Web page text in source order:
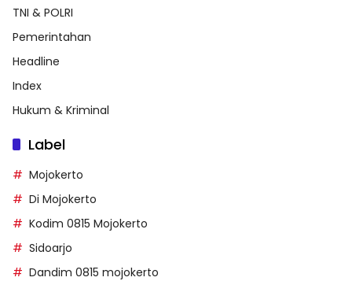
TNI & POLRI
Pemerintahan
Headline
Index
Hukum & Kriminal
Label
Mojokerto
Di Mojokerto
Kodim 0815 Mojokerto
Sidoarjo
Dandim 0815 mojokerto